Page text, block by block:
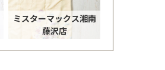
ミスターマックス湘南
藤沢店